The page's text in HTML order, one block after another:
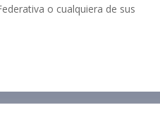
o cualquiera de sus